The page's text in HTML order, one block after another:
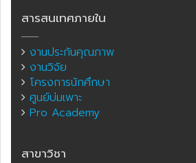
สารสนเทศภายใน
งานประกันคุณภาพ
งานวิจัย
โครงการนักศึกษา
ศูนย์บ่มเพาะ
Pro Academy
สาขาวิชา